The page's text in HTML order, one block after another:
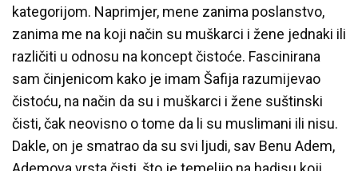
kategorijom. Naprimjer, mene zanima poslanstvo,
zanima me na koji način su muškarci i žene jednaki ili
različiti u odnosu na koncept čistoće. Fascinirana
sam činjenicom kako je imam Šafija razumijevao
čistoću, na način da su i muškarci i žene suštinski
čisti, čak neovisno o tome da li su muslimani ili nisu.
Dakle, on je smatrao da su svi ljudi, sav Benu Adem,